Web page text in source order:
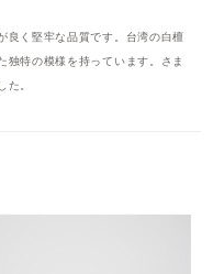
良く堅牢な品質です。台湾の白檀
独特の模様を持っています。さま
た。